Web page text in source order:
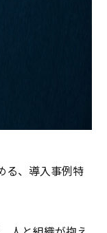
る、導入事例特